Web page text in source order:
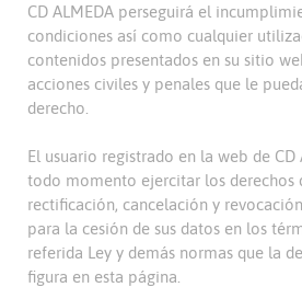
CD ALMEDA perseguirá el
condiciones así como cualquier
contenidos presentados en su sitio
acciones civiles y penales que le
derecho.
El usuario registrado en la web de CD
todo momento ejercitar los derechos
rectificación, cancelación y
para la cesión de sus datos en los
referida Ley y demás normas que la
figura en esta página.